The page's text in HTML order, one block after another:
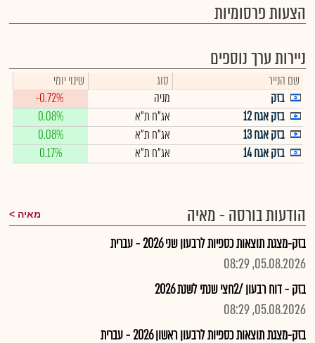
הצעות פרסומיות
ניירות ערך נוספים
שם הנייר סוג
שינוי יומי
בזק
מניה
-0.72%
בזק אגח 12
אג"ח ת"א
0.08%
בזק אגח 13
אג"ח ת"א
0.08%
בזק אגח 14
אג"ח ת"א 0.17%
הודעות בורסה - מאיה מאיה
בזק-מצגת תוצאות כספיות לרבעון שני 2026 - עברית
05.08.2026, 08:29
בזק - דוח רבעון /2חצי שנתי לשנת 2026
05.08.2026, 08:29
בזק-מצגת תוצאות כספיות לרבעון ראשון 2026 - עברית